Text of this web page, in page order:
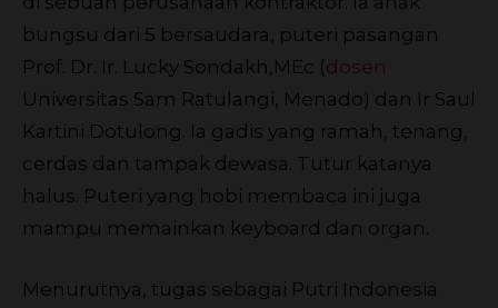
bungsu dari 5 bersaudara, puteri pasangan
Prof. Dr. Ir. Lucky Sondakh,MEc (dosen
Universitas Sam Ratulangi, Menado) dan Ir Saul
Kartini Dotulong. Ia gadis yang ramah, tenang,
cerdas dan tampak dewasa. Tutur katanya
halus. Puteri yang hobi membaca ini juga
mampu memainkan keyboard dan organ.
Menurutnya, tugas sebagai Putri Indonesia